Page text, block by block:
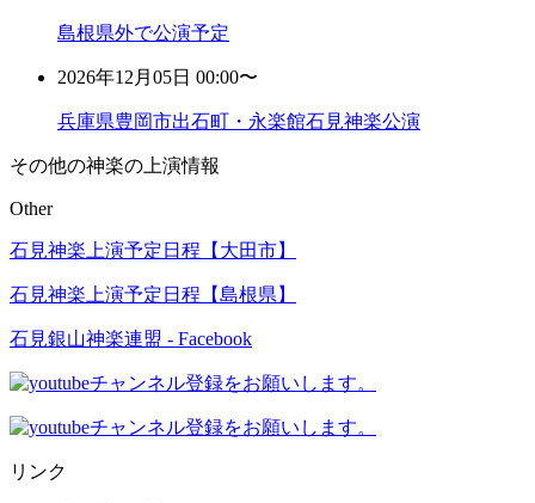
島根県外で公演予定
2026年12月05日 00:00〜
兵庫県豊岡市出石町・永楽館石見神楽公演
その他の神楽の上演情報
Other
石見神楽上演予定日程【大田市】
石見神楽上演予定日程【島根県】
石見銀山神楽連盟 - Facebook
リンク